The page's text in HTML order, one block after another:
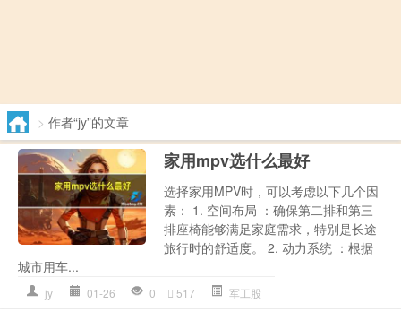
> 作者“jy”的文章
家用mpv选什么最好
选择家用MPV时，可以考虑以下几个因
素： 1. 空间布局 ：确保第二排和第三
排座椅能够满足家庭需求，特别是长途
旅行时的舒适度。 2. 动力系统 ：根据
城市用车...
jy 01-26 0 517 军工股